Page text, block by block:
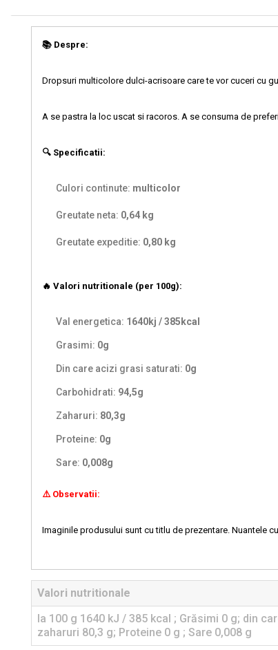
📚 Despre:
Dropsuri multicolore dulci-acrisoare care te vor cuceri cu
A se pastra la loc uscat si racoros. A se consuma de
🔍 Specificatii:
Culori continute: multicolor
Greutate neta: 0,64 kg
Greutate expeditie: 0,80 kg
🔥 Valori nutritionale (per 100g):
Val energetica: 1640kj / 385kcal
Grasimi: 0g
Din care acizi grasi saturati: 0g
Carbohidrati: 94,5g
Zaharuri: 80,3g
Proteine: 0g
Sare: 0,008g
⚠️ Observatii:
Imaginile produsului sunt cu titlu de prezentare. Nuantele
Valori nutritionale
la 100 g 1640 kJ / 385 kcal ; Grăsimi 0 g; din
zaharuri 80,3 g; Proteine 0 g ; Sare 0,008 g